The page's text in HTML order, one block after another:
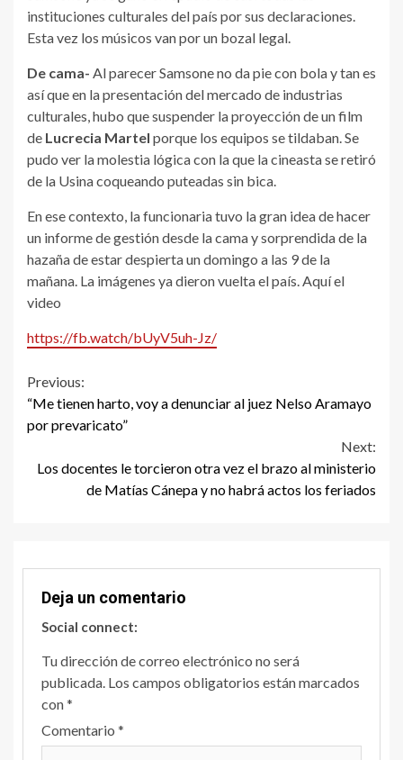
instituciones culturales del país por sus declaraciones.
Esta vez los músicos van por un bozal legal.
De cama- Al parecer Samsone no da pie con bola y tan es
así que en la presentación del mercado de industrias
culturales, hubo que suspender la proyección de un film
de Lucrecia Martel porque los equipos se tildaban. Se
pudo ver la molestia lógica con la que la cineasta se retiró
de la Usina coqueando puteadas sin bica.
En ese contexto, la funcionaria tuvo la gran idea de hacer
un informe de gestión desde la cama y sorprendida de la
hazaña de estar despierta un domingo a las 9 de la
mañana. La imágenes ya dieron vuelta el país. Aquí el
video
https://fb.watch/bUyV5uh-Jz/
Continue
Reading
Previous:
“Me tienen harto, voy a denunciar al juez Nelso Aramayo
por prevaricato”
Next:
Los docentes le torcieron otra vez el brazo al ministerio
de Matías Cánepa y no habrá actos los feriados
Deja un comentario
Social connect:
Tu dirección de correo electrónico no será
publicada. Los campos obligatorios están marcados
con*
Comentario *